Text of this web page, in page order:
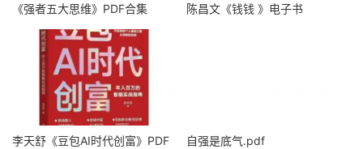
《强者五大思维》PDF合集 陈昌文《钱钱 》电子书
李天舒《豆包AI时代创富》PDF 自强是底气.pdf